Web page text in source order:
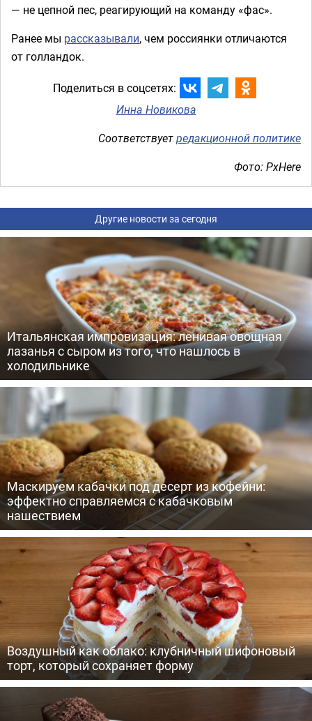
— не цепной пес, реагирующий на команду «фас».
Ранее мы рассказывали, чем россиянки отличаются
от голландок.
Поделиться в соцсетях:
Инна Новикова
Соответствуетредакционной политике
Фото: PxHere
Другие новости за сегодня
Итальянская импровизация: ленивая овощная
лазанья с сыром из того, что нашлось в
холодильнике
Маскируем кабачки под десерт из кофейни:
эффектно справляемся с кабачковым
нашествием
Воздушный как облако: клубничный шифоновый
торт, который сохраняет форму